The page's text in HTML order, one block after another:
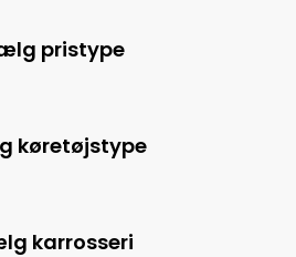
pristype
køretøjstype
karrosseri